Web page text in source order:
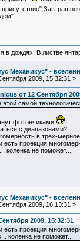
в дождях. В листве
Механикус" -
2009, 15:32:31 »
от 12 Сентября
этой самой
фоТончиками
с диапазонами?
в трех-
проекция
коленка не
Механикус" -
2009, 16:13:31 »
2009, 15:32:31
проекция
коленка не поможет...